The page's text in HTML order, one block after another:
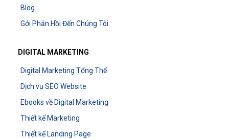
Blog
Gởi Phản Hồi Đến Chúng Tôi
DIGITAL MARKETING
Digital Marketing Tổng Thể
Dịch vụ SEO Website
Ebooks về Digital Marketing
Thiết kế Marketing
Thiết kế Landing Page